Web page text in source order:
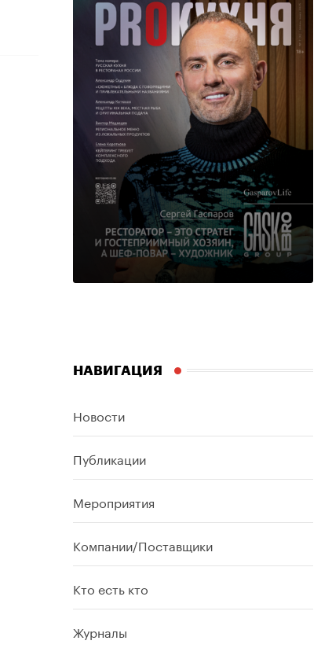
НАВИГАЦИЯ
Новости
Публикации
Мероприятия
Компании/Поставщики
Кто есть кто
Журналы